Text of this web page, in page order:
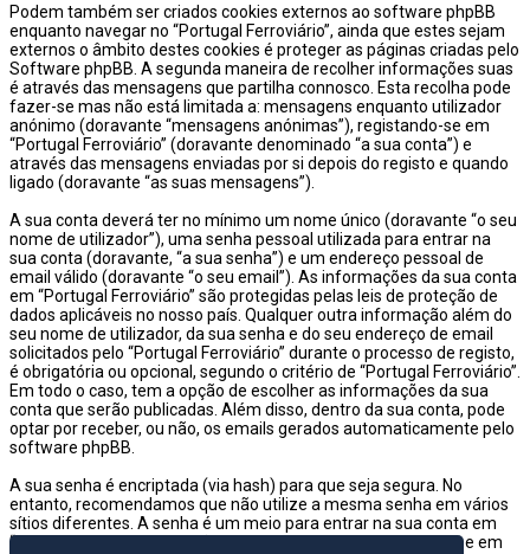
Podem também ser criados cookies externos ao software phpBB
enquanto navegar no “Portugal Ferroviário”, ainda que estes sejam
externos o âmbito destes cookies é proteger as páginas criadas pelo
Software phpBB. A segunda maneira de recolher informações suas
é através das mensagens que partilha connosco. Esta recolha pode
fazer-se mas não está limitada a: mensagens enquanto utilizador
anónimo (doravante “mensagens anónimas”), registando-se em
“Portugal Ferroviário” (doravante denominado “a sua conta”) e
através das mensagens enviadas por si depois do registo e quando
ligado (doravante “as suas mensagens”).
A sua conta deverá ter no mínimo um nome único (doravante “o seu
nome de utilizador”), uma senha pessoal utilizada para entrar na
sua conta (doravante, “a sua senha”) e um endereço pessoal de
email válido (doravante “o seu email”). As informações da sua conta
em “Portugal Ferroviário” são protegidas pelas leis de proteção de
dados aplicáveis no nosso país. Qualquer outra informação além do
seu nome de utilizador, da sua senha e do seu endereço de email
solicitados pelo “Portugal Ferroviário” durante o processo de registo,
é obrigatória ou opcional, segundo o critério de “Portugal Ferroviário”.
Em todo o caso, tem a opção de escolher as informações da sua
conta que serão publicadas. Além disso, dentro da sua conta, pode
optar por receber, ou não, os emails gerados automaticamente pelo
software phpBB.
A sua senha é encriptada (via hash) para que seja segura. No
entanto, recomendamos que não utilize a mesma senha em vários
sítios diferentes. A senha é um meio para entrar na sua conta em
“Portugal Ferroviário”, então por favor guarde-a com cuidado e em